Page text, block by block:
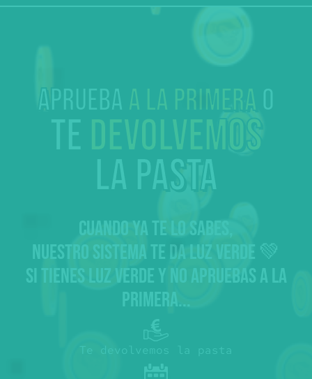
Aprueba a la primera o
te devolvemos
la pasta
CUANDO YA TE LO SABES,
NUESTRO SISTEMA TE DA LUZ VERDE 💚
SI TIENES LUZ VERDE Y NO APRUEBAS A LA
PRIMERA...
Te devolvemos la pasta